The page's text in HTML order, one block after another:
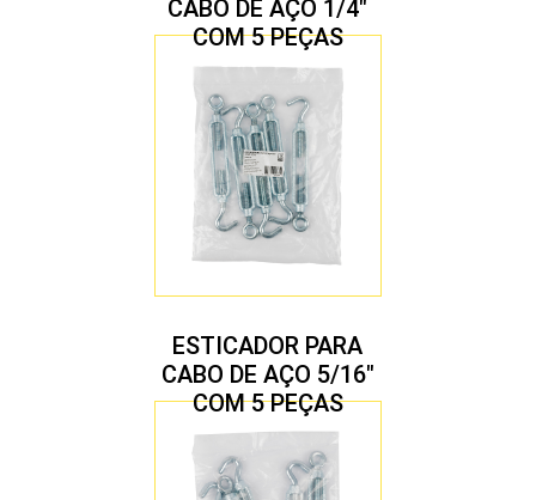
CABO DE AÇO 1/4″
COM 5 PEÇAS
ESTICADOR PARA
CABO DE AÇO 5/16″
COM 5 PEÇAS